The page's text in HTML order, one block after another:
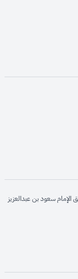
opens in
الإمام سعود بن عبدالعزيز